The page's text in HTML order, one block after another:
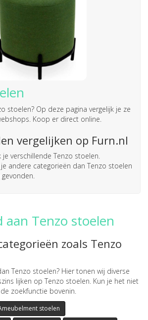
stoelen? Op deze pagina vergelijk je ze
Koop er direct online.
vergelijken op Furn.nl
je verschillende Tenzo stoelen.
andere categorieën dan Tenzo stoelen
aan Tenzo stoelen
zoals Tenzo
Tenzo stoelen? Hier tonen wij diverse
lijken op Tenzo stoelen. Kun je het niet
zoekfunctie bovenin.
stoelen